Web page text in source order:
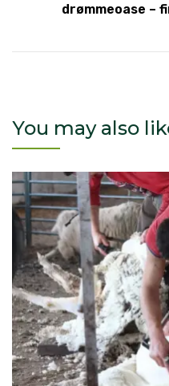
drømmeoase –
You may also